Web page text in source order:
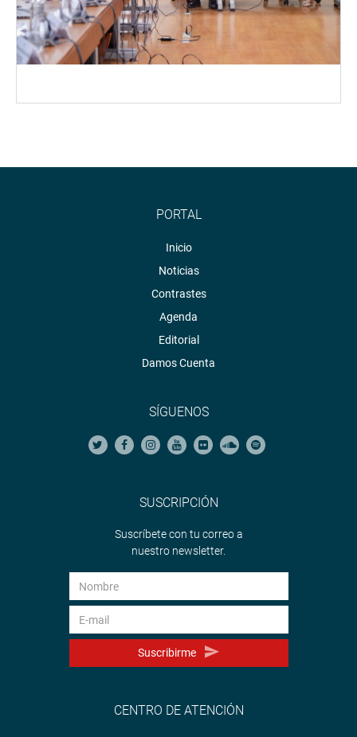
PORTAL
Inicio
Noticias
Contrastes
Agenda
Editorial
Damos Cuenta
SÍGUENOS
SUSCRIPCIÓN
Suscríbete con tu correo a
nuestro newsletter.
Suscribirme
CENTRO DE ATENCIÓN